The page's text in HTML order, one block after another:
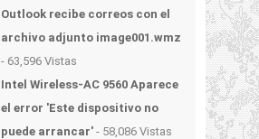
Outlook recibe correos con el
archivo adjunto image001.wmz
- 63,596 Vistas
Intel Wireless-AC 9560 Aparece
el error 'Este dispositivo no
puede arrancar' - 58,086 Vistas